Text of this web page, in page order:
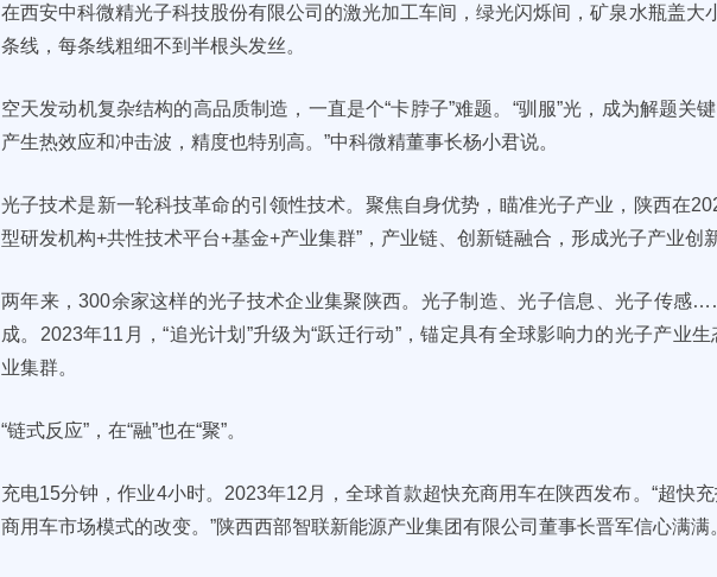
在西安中科微精光子科技股份有限公司的激光加工车间，绿光闪烁间，矿泉水瓶盖大
条线，每条线粗细不到半根头发丝。
空天发动机复杂结构的高品质制造，一直是个“卡脖子”难题。“驯服”光，成为解题关
产生热效应和冲击波，精度也特别高。”中科微精董事长杨小君说。
光子技术是新一轮科技革命的引领性技术。聚焦自身优势，瞄准光子产业，陕西在
型研发机构+共性技术平台+基金+产业集群”，产业链、创新链融合，形成光子产业创
两年来，300余家这样的光子技术企业集聚陕西。光子制造、光子信息、光子传感
成。2023年11月，“追光计划”升级为“跃迁行动”，锚定具有全球影响力的光子产业
业集群。
“链式反应”，在“融”也在“聚”。
充电15分钟，作业4小时。2023年12月，全球首款超快充商用车在陕西发布。“超快
商用车市场模式的改变。”陕西西部智联新能源产业集团有限公司董事长晋军信心满满